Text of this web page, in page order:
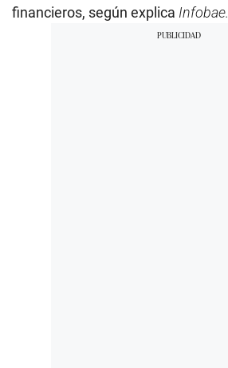
financieros, según explica Infobae.